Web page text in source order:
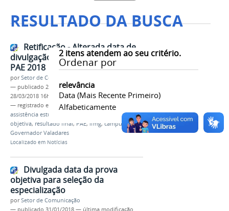
RESULTADO DA BUSCA
2itens atendem ao seu critério.
Ordenar por
relevância
Data (mais Recente Primeiro)
Alfabeticamente
Retificação - Alterada data de
divulgação do resultado final do
PAE 2018
porSetor de Comunicação
— publicado 28/03/2018—última modificação
28/03/2018 16h38
— registrado em:
retificação,cronograma
assistência estudantil
objetiva, resultado final, PAE, ifmg, campus
Governador Valadares
Localizado em Notícias
Divulgada data da prova
objetiva para seleção da
especialização
porSetor de Comunicação
— publicado 31/01/2018 — última modificação